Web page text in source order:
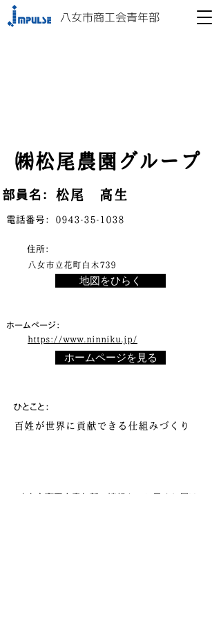
八女市商工会青年部
㈱松尾農園グループ
​部員名： 松尾 高生
​電話番号： 0943-35-1038
​住所：
八女市立花町白木739
地図をひらく
​ホームページ：
https://www.ninniku.jp/
ホームページを見る
​ひとこと：
百姓が世界に貢献できる仕組みづくり
八女市商工会青年部の情報をいち早くお届け！